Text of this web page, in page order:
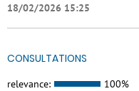
18/02/2026 15:25
CONSULTATIONS
relevance: 100%